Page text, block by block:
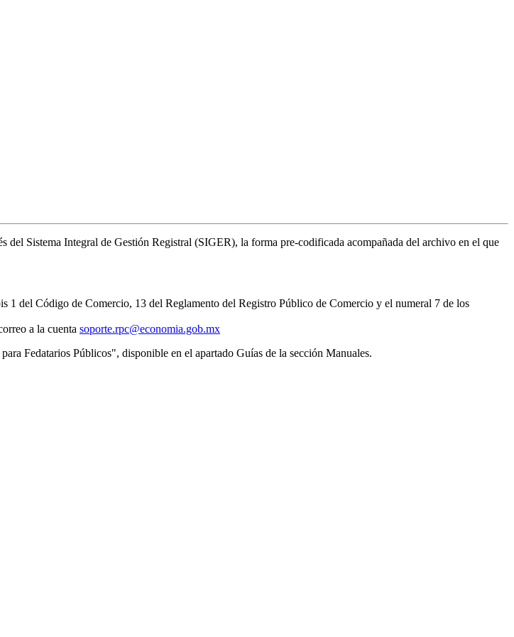
Sistema Integral de Gestión Registral (SIGER), la forma pre-codificada acompañada del archivo en el que
del Código de Comercio, 13 del Reglamento del Registro Público de Comercio y el numeral 7 de los
a la cuenta soporte.rpc@economia.gob.mx
Fedatarios Públicos", disponible en el apartado Guías de la sección Manuales.